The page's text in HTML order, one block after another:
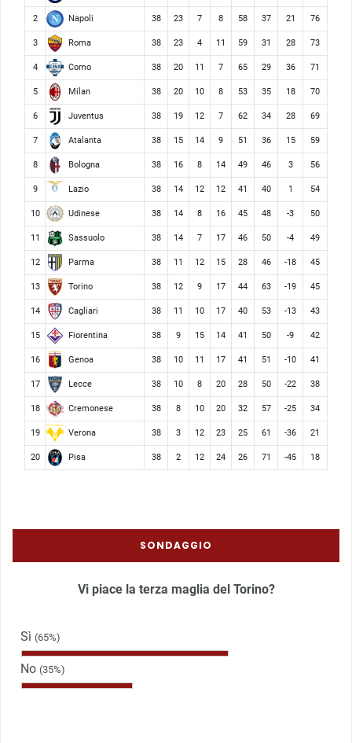
2 Napoli 38 23 7 8 58 37 21 76
3 Roma 38 23 4 11 59 31 28 73
4 Como 38 20 11 7 65 29 36 71
5 Milan 38 20 10 8 53 35 18 70
6 Juventus 38 19 12 7 62 34 28 69
7 Atalanta 38 15 14 9 51 36 15 59
8 Bologna 38 16 8 14 49 46 3 56
9 Lazio 38 14 12 12 41 40 1 54
10 Udinese 38 14 8 16 45 48 -3 50
11 Sassuolo 38 14 7 17 46 50 -4 49
12 Parma 38 11 12 15 28 46 -18 45
13 Torino 38 12 9 17 44 63 -19 45
14 Cagliari 38 11 10 17 40 53 -13 43
15 Fiorentina 38 9 15 14 41 50 -9 42
16 Genoa 38 10 11 17 41 51 -10 41
17 Lecce 38 10 8 20 28 50 -22 38
18 Cremonese 38 8 10 20 32 57 -25 34
19 Verona 38 3 12 23 25 61 -36 21
20 Pisa 38 2 12 24 26 71 -45 18
SONDAGGIO
Vi piace la terza maglia del Torino?
Sì (65%)
No (35%)